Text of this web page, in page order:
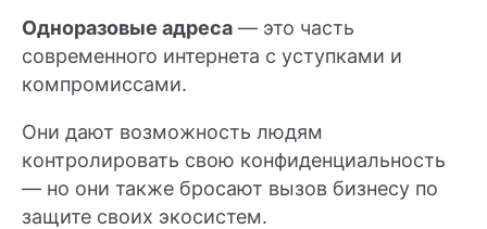
Одноразовые адреса — это часть
современного интернета с уступками и
компромиссами.
Они дают возможность людям
контролировать свою конфиденциальность
— но они также бросают вызов бизнесу по
защите своих экосистем.